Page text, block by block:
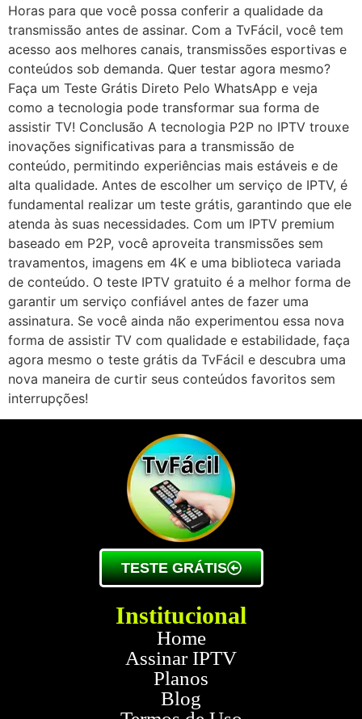
Horas para que você possa conferir a qualidade da
transmissão antes de assinar. Com a TvFácil, você tem
acesso aos melhores canais, transmissões esportivas e
conteúdos sob demanda. Quer testar agora mesmo?
Faça um Teste Grátis Direto Pelo WhatsApp e veja
como a tecnologia pode transformar sua forma de
assistir TV! Conclusão A tecnologia P2P no IPTV trouxe
inovações significativas para a transmissão de
conteúdo, permitindo experiências mais estáveis e de
alta qualidade. Antes de escolher um serviço de IPTV, é
fundamental realizar um teste grátis, garantindo que ele
atenda às suas necessidades. Com um IPTV premium
baseado em P2P, você aproveita transmissões sem
travamentos, imagens em 4K e uma biblioteca variada
de conteúdo. O teste IPTV gratuito é a melhor forma de
garantir um serviço confiável antes de fazer uma
assinatura. Se você ainda não experimentou essa nova
forma de assistir TV com qualidade e estabilidade, faça
agora mesmo o teste grátis da TvFácil e descubra uma
nova maneira de curtir seus conteúdos favoritos sem
interrupções!
TESTE GRÁTIS
Institucional
Home
Assinar IPTV
Planos
Blog